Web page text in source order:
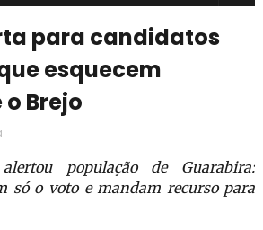
para candidatos
esquecem
Brejo
população de Guarabira:
só o voto e mandam recurso para